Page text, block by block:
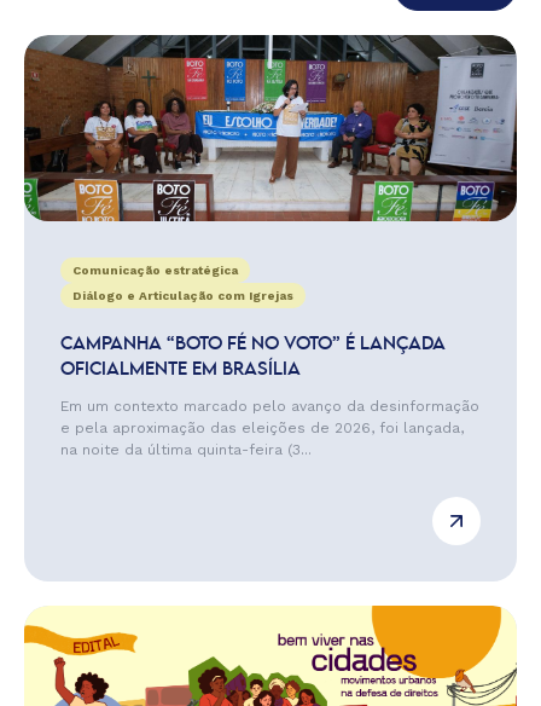
Comunicação estratégica
Diálogo e Articulação com Igrejas
CAMPANHA “BOTO FÉ NO VOTO” É LANÇADA
OFICIALMENTE EM BRASÍLIA
Em um contexto marcado pelo avanço da desinformação
e pela aproximação das eleições de 2026, foi lançada,
na noite da última quinta-feira (3...